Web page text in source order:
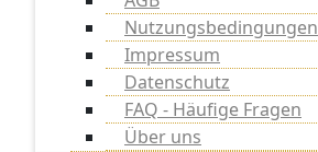
Nutzungsbedingungen
Impressum
Datenschutz
FAQ - Häufige Fragen
Über uns